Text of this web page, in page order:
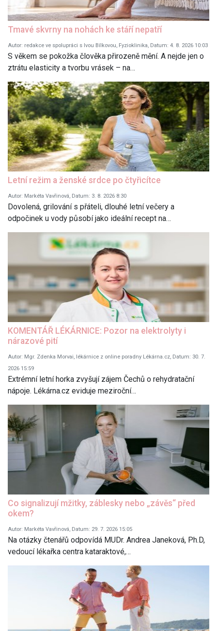
Tmavé skvrny na nohách ke stáří nepatří
Autor: redakce ve spolupráci s Ivou Bílkovou, Fyzioklinika, Datum: 4. 8. 2026 10:03
S věkem se pokožka člověka přirozeně mění. A nejde jen o
ztrátu elasticity a tvorbu vrásek – na…
Letní režim a ženské srdce po čtyřicítce
Autor: Markéta Vavřinová, Datum: 3. 8. 2026 8:30
Dovolená, grilování s přáteli, dlouhé letní večery a
odpočinek u vody působí jako ideální recept na…
KOMENTÁŘ LÉKÁRNICE: Pozor na elektrolyty i
nárazové pití
Autor: Mgr. Zdenka Morvai, lékárnice z online poradny Lékárna.cz, Datum: 30. 7.
2026 15:59
Extrémní letní horka zvyšují zájem Čechů o rehydratační
nápoje. Lékárna.cz eviduje meziroční…
Co signalizují mžitky, záblesky nebo „závěs“ před
okem?
Autor: Markéta Vavřinová, Datum: 29. 7. 2026 15:05
Na otázky čtenářů odpovídá MUDr. Andrea Janeková, Ph.D,
vedoucí lékařka centra kataraktové,…